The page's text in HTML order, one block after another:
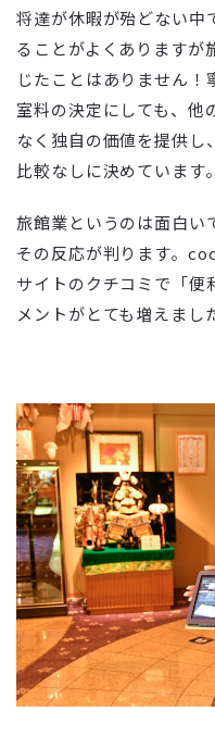
将達が休暇が殆どない中
ることがよくありますが
じたことはありません！
室料の決定にしても、他
なく独自の価値を提供し
比較なしに決めています。
旅館業というのは面白い
その反応が判ります。
サイトのクチコミで「便
メントがとても増えまし